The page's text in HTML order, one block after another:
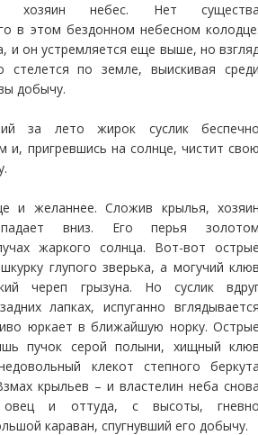
хозяин небес. Нет
в этом бездонном небесном
и он устремляется еще выше, но
стелется по земле, выискивая
добычу.
за лето жирок суслик
и, пригревшись на солнце, чистит
и желаннее. Сложив крылья,
вниз. Его перья
жаркого солнца. Вот-вот
глупого зверька, а могучий
череп грызуна. Но суслик
лапках, испуганно
юркает в ближайшую норку.
пучок серой полыни, хищный
клекот степного
крыльев – и властелин неба
овец и оттуда, с высоты,
караван, спугнувший его добычу.